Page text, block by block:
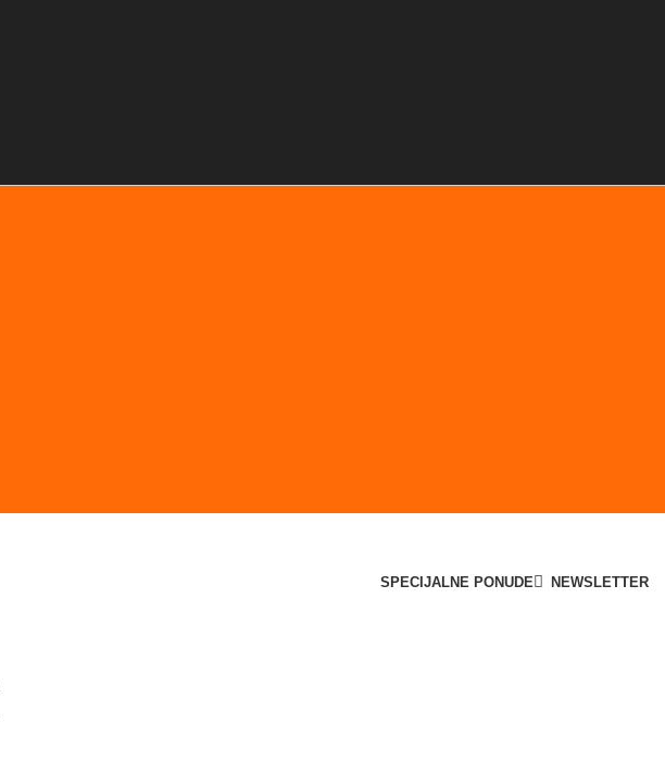
SPECIJALNE PONUDE
NEWSLETTER